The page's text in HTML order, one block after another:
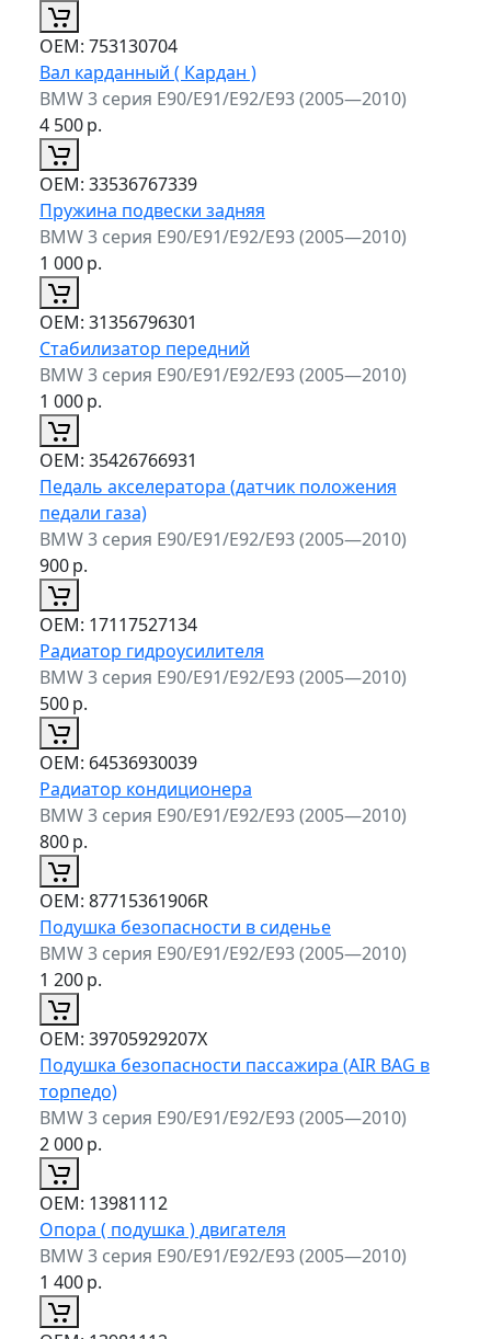
ОЕМ: 753130704
Вал карданный ( Кардан )
BMW 3 серия E90/E91/E92/E93 (2005—2010)
4 500р.
ОЕМ: 33536767339
Пружина подвески задняя
BMW 3 серия E90/E91/E92/E93 (2005—2010)
1 000р.
ОЕМ: 31356796301
Стабилизатор передний
BMW 3 серия E90/E91/E92/E93 (2005—2010)
1 000р.
ОЕМ: 35426766931
Педаль акселератора (датчик положения
педали газа)
BMW 3 серия E90/E91/E92/E93 (2005—2010)
900р.
ОЕМ: 17117527134
Радиатор гидроусилителя
BMW 3 серия E90/E91/E92/E93 (2005—2010)
500р.
ОЕМ: 64536930039
Радиатор кондиционера
BMW 3 серия E90/E91/E92/E93 (2005—2010)
800р.
ОЕМ: 87715361906R
Подушка безопасности в сиденье
BMW 3 серия E90/E91/E92/E93 (2005—2010)
1 200р.
ОЕМ: 39705929207X
Подушка безопасности пассажира (AIR BAG в
торпедо)
BMW 3 серия E90/E91/E92/E93 (2005—2010)
2 000р.
ОЕМ: 13981112
Опора ( подушка ) двигателя
BMW 3 серия E90/E91/E92/E93 (2005—2010)
1 400р.